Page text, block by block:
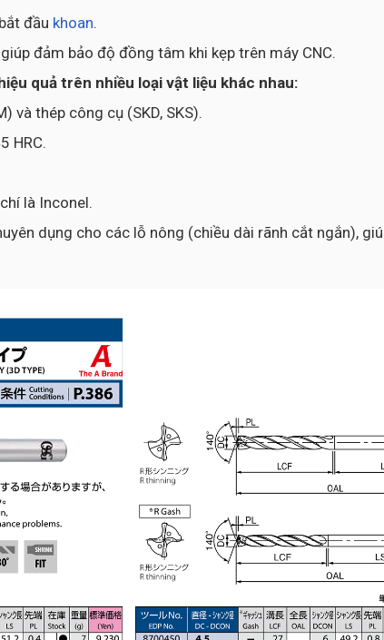
đầu khoan.
đảm bảo độ đồng tâm khi kẹp trên máy CNC.
quả trên nhiều loại vật liệu khác nhau:
và thép công cụ (SKD, SKS).
HRC.
là Inconel.
dụng cho các lỗ nông (chiều dài rãnh cắt ngắn),